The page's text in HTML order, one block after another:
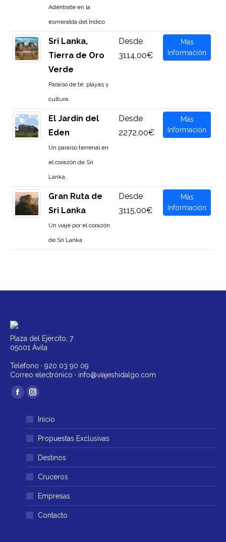
Adéntrate en la
esmeralda del Índico
Sri Lanka,
Tierra de Oro
Verde
Paraíso de té, playas y
cultura.
Desde
3114,00€
Más
Información
El Jardín del
Eden
Un paraíso terrenal en
el corazón de Sri
Lanka.
Desde
2272,00€
Más
Información
Gran Ruta de
Sri Lanka
Un viaje por el corazón
de Sri Lanka
Desde
3115,00€
Más
Información
Plaza del Ejército, 7
05001 Ávila
Teléfono · 920 03 90 09
Correo electrónico · info@viajeshidalgo.com
Encuéntranos en:
Facebook
abre
una
ventana
Instagram
se
abre
en
una
ventana
Inicio
Propuestas Exclusivas
Destinos
Cruceros
Empresas
Contacto